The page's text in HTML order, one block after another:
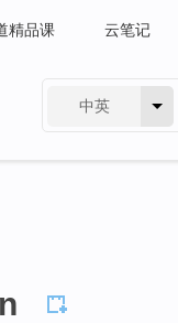
精品课 云笔记
中英